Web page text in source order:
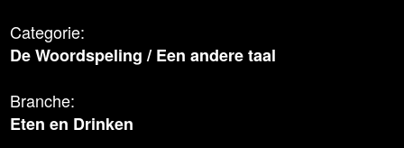
Categorie:
De Woordspeling /Een andere taal
Branche:
Eten en Drinken